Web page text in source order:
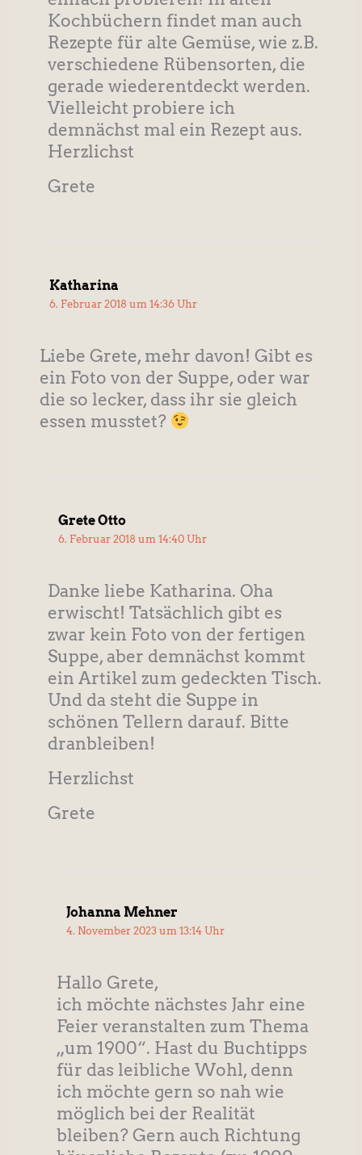
Kochbüchern findet man auch
Rezepte für alte Gemüse, wie z.B.
verschiedene Rübensorten, die
gerade wiederentdeckt werden.
Vielleicht probiere ich
demnächst mal ein Rezept aus.
Herzlichst
Grete
Katharina
6. Februar 2018 um 14:36 Uhr
Liebe Grete, mehr davon! Gibt es
ein Foto von der Suppe, oder war
die so lecker, dass ihr sie gleich
essen musstet?
Grete Otto
6. Februar 2018 um 14:40 Uhr
Danke liebe Katharina. Oha
erwischt! Tatsächlich gibt es
zwar kein Foto von der fertigen
Suppe, aber demnächst kommt
ein Artikel zum gedeckten Tisch.
Und da steht die Suppe in
schönen Tellern darauf. Bitte
dranbleiben!
Herzlichst
Grete
Johanna Mehner
4. November 2023 um 13:14 Uhr
Hallo Grete,
ich möchte nächstes Jahr eine
Feier veranstalten zum Thema
„um 1900“. Hast du Buchtipps
für das leibliche Wohl, denn
ich möchte gern so nah wie
möglich bei der Realität
bleiben? Gern auch Richtung